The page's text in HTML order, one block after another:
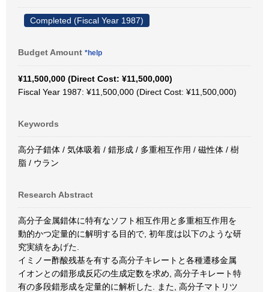
Completed (Fiscal Year 1987)
Budget Amount *help
¥11,500,000 (Direct Cost: ¥11,500,000)
Fiscal Year 1987: ¥11,500,000 (Direct Cost: ¥11,500,000)
Keywords
高分子錯体 / 気体吸着 / 錯形成 / 多重相互作用 / 磁性体 / 樹
脂 / ウラン
Research Abstract
高分子金属錯体に特有なソフト相互作用と多重相互作用を
動的かつ定量的に解明する目的で, 初年度は以下のような研
究実績をあげた.
イミノー酢酸残基を有する高分子キレートと各種遷移金属
イオンとの錯形成反応の生成定数を求め, 高分子キレート特
有の多段錯形成を定量的に解析した. また, 高分子マトリツ